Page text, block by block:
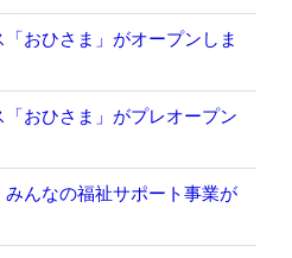
おひさま」がオープンしま
おひさま」がプレオープン
みんなの福祉サポート事業が